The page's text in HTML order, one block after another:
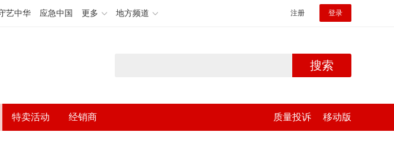
艺中华 应急中国 更多 地方频道 注册 登录
搜索
特卖活动 经销商 质量投诉 移动版